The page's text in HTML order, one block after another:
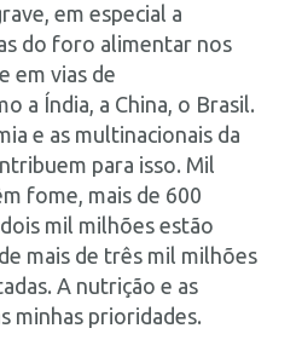
em especial a
do foro alimentar nos
em vias de
a Índia, a China, o Brasil.
e as multinacionais da
para isso. Mil
fome, mais de 600
mil milhões estão
mais de três mil milhões
A nutrição e as
minhas prioridades.